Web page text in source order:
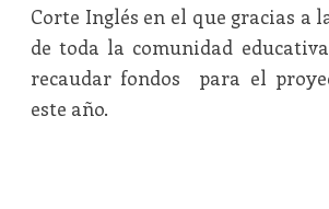
Corte Inglés en el que gracias a
de toda la comunidad
recaudar fondos para el
este año.